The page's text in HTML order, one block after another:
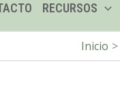
RECURSOS
Inicio